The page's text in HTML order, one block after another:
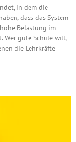
in dem die
dass das System
Belastung im
Wer gute Schule will,
die Lehrkräfte